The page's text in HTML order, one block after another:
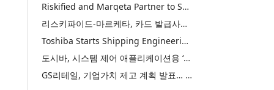
Riskified and Marqeta Partner to Sharpen Card Issuer Authorization Decisions and Help Reduce False Declines
리스키파이드-마르케타, 카드 발급사의 승인 판단 정교화 및 오거절 감소 위해 협력
Toshiba Starts Shipping Engineering Samples of TXZ+™ Family Entry‑Class M4V Group, Standard Microcontrollers with Arm® Cortex®‑M4 Core for System Control Applications
도시바, 시스템 제어 애플리케이션용 ‘암 코어텍스-M4’ 코어 탑재 표준 마이크로컨트롤러 TXZ+ 패밀리 엔트리 클래스 ‘M4V 그룹’ 엔지니어링 샘플 출하 개시
GS리테일, 기업가치 제고 계획 발표… 중장기 성장 기반 강화와 주주가치 제고